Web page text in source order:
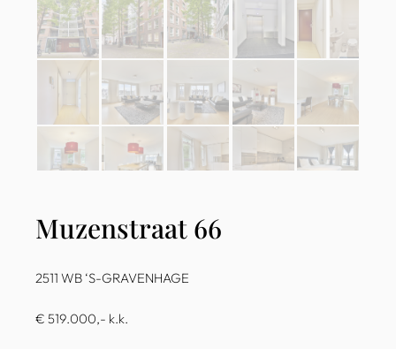
Muzenstraat 66
2511 WB ‘S-GRAVENHAGE
€ 519.000,- k.k.